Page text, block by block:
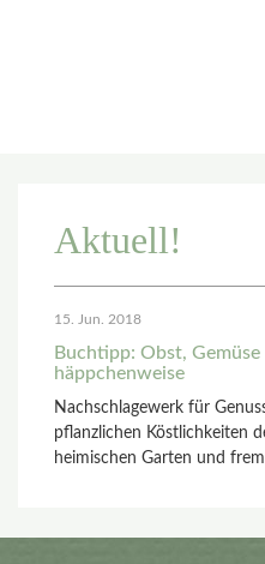
Aktuell!
15. Jun. 2018
Buchtipp: Obst,
häppchenweise
Nachschlagewerk für
pflanzlichen Köstlichkeiten
heimischen Garten und